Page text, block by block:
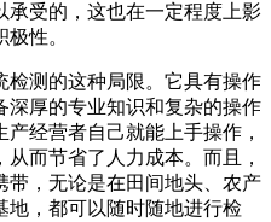
承受的，这也在一定程度上影
性。
测的这种局限。它具有操作
深厚的专业知识和复杂的操作
经营者自己就能上手操作，
而节省了人力成本。而且，
带，无论是在田间地头、农产
地，都可以随时随地进行检